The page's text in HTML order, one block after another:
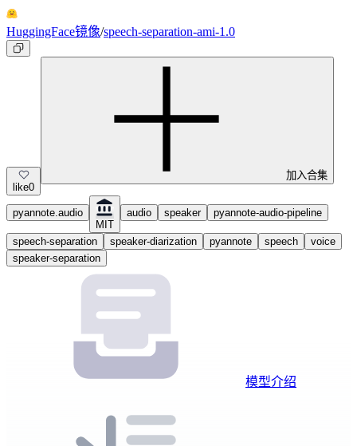
HuggingFace镜像/speech-separation-ami-1.0
like0
加入合集
pyannote.audio
MIT
audio speaker pyannote-audio-pipeline
speech-separation speaker-diarization pyannote speech
voice
speaker-separation
模型介绍